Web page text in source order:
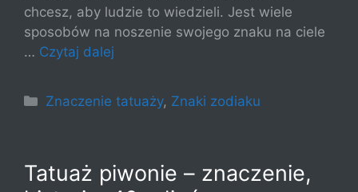
chcesz, aby ludzie to wiedzieli. Jest wiele
sposobów na noszenie swojego znaku na ciele
… Czytaj dalej
Kategorie
Znaczenie tatuaży, Znaki zodiaku
Tatuaż piwonie – znaczenie,